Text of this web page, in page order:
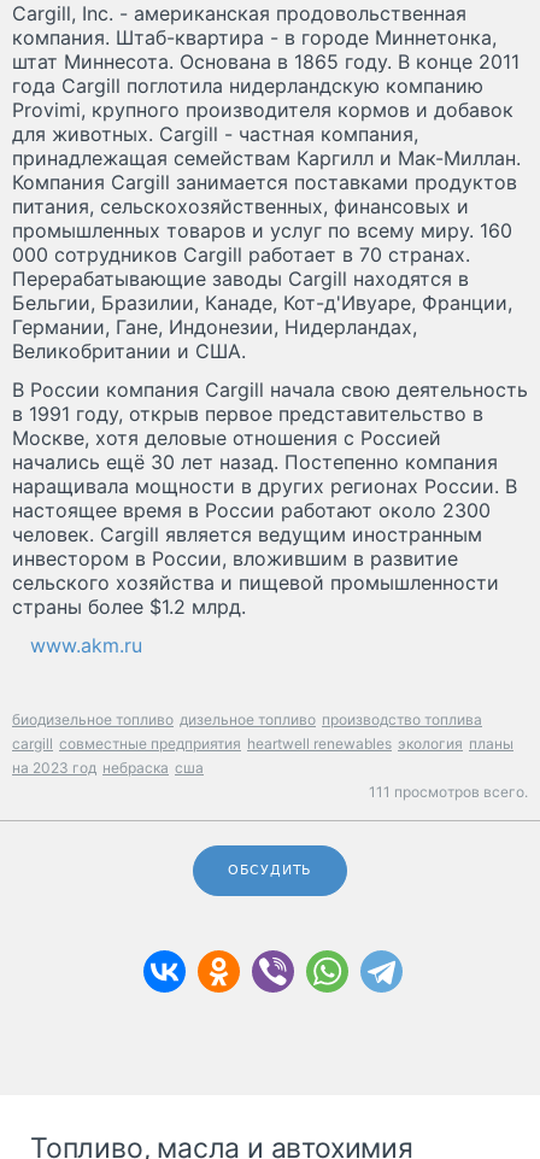
Cargill, Inc. - американская продовольственная
компания. Штаб-квартира - в городе Миннетонка,
штат Миннесота. Основана в 1865 году. В конце 2011
года Cargill поглотила нидерландскую компанию
Provimi, крупного производителя кормов и добавок
для животных. Сargill - частная компания,
принадлежащая семействам Каргилл и Мак-Миллан.
Компания Cargill занимается поставками продуктов
питания, сельскохозяйственных, финансовых и
промышленных товаров и услуг по всему миру. 160
000 сотрудников Cargill работает в 70 странах.
Перерабатывающие заводы Cargill находятся в
Бельгии, Бразилии, Канаде, Кот-д'Ивуаре, Франции,
Германии, Гане, Индонезии, Нидерландах,
Великобритании и США.
В России компания Cargill начала свою деятельность
в 1991 году, открыв первое представительство в
Москве, хотя деловые отношения с Россией
начались ещё 30 лет назад. Постепенно компания
наращивала мощности в других регионах России. В
настоящее время в России работают около 2300
человек. Cargill является ведущим иностранным
инвестором в России, вложившим в развитие
сельского хозяйства и пищевой промышленности
страны более $1.2 млрд.
www.akm.ru
биодизельное топливо дизельное топливо производство топлива
cargill совместные предприятия heartwell renewables экология планы
на 2023 год небраска сша
111 просмотров всего.
ОБСУДИТЬ
Топливо, масла и автохимия